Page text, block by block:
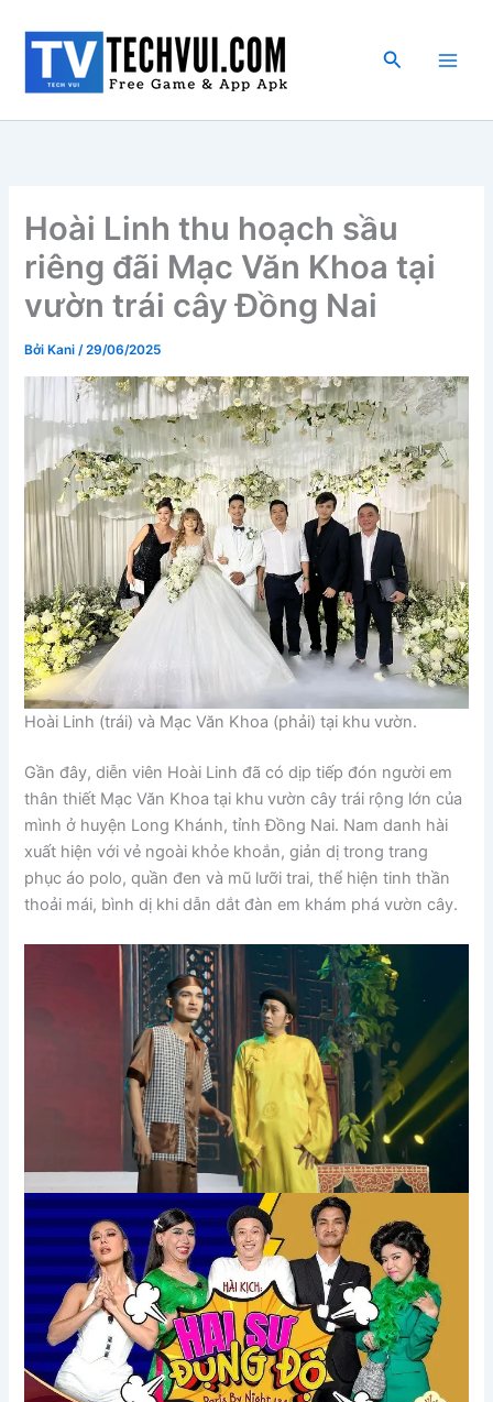
dung
Tìm
Hoài Linh thu hoạch sầu
riêng đãi Mạc Văn Khoa tại
vườn trái cây Đồng Nai
Bởi Kani/29/06/2025
Hoài Linh (trái) và Mạc Văn Khoa (phải) tại khu vườn.
Gần đây, diễn viên Hoài Linh đã có dịp tiếp đón người em
thân thiết Mạc Văn Khoa tại khu vườn cây trái rộng lớn của
mình ở huyện Long Khánh, tỉnh Đồng Nai. Nam danh hài
xuất hiện với vẻ ngoài khỏe khoắn, giản dị trong trang
phục áo polo, quần đen và mũ lưỡi trai, thể hiện tinh thần
thoải mái, bình dị khi dẫn dắt đàn em khám phá vườn cây.